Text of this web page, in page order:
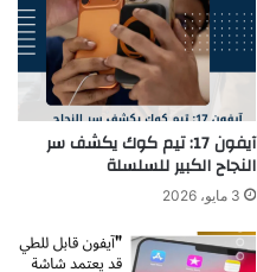
آيفون 17: تيم كوك يكشف سر
النجاح الكبير للسلسلة
3 مايو، 2026